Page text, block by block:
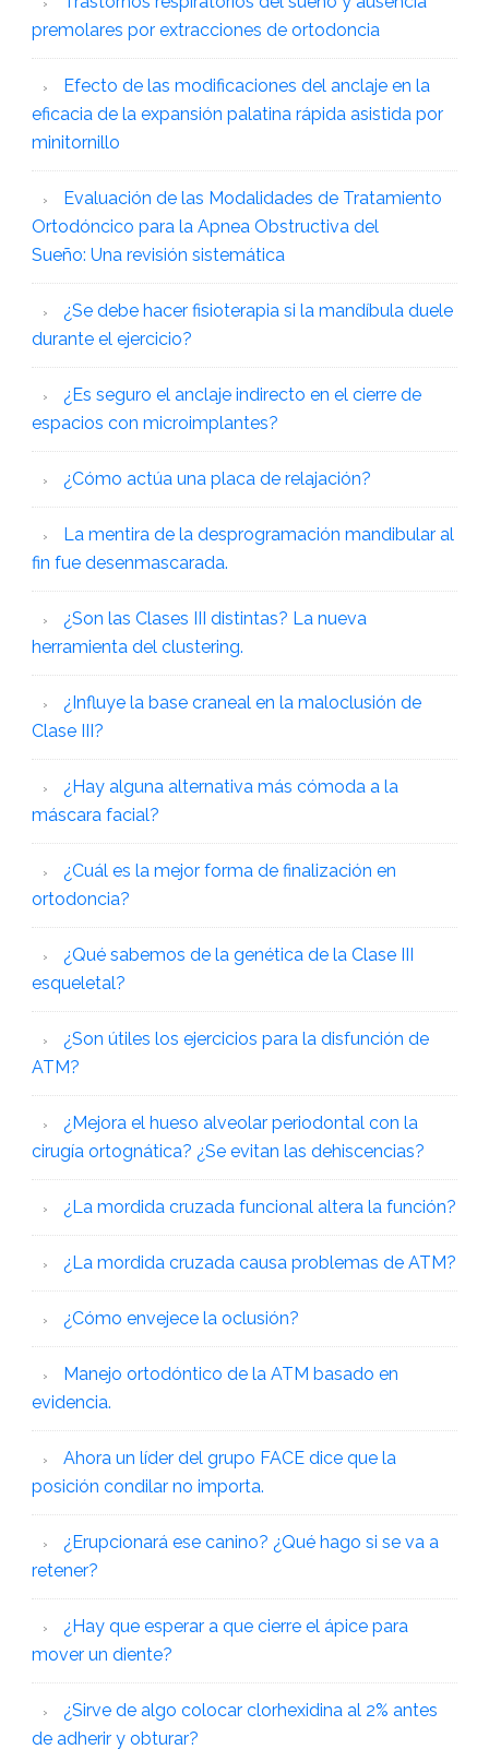
premolares por extracciones de ortodoncia
Efecto de las modificaciones del anclaje en la
eficacia de la expansión palatina rápida asistida por
minitornillo
Evaluación de las Modalidades de Tratamiento
Ortodóncico para la Apnea Obstructiva del
Sueño: Una revisión sistemática
¿Se debe hacer fisioterapia si la mandíbula duele
durante el ejercicio?
¿Es seguro el anclaje indirecto en el cierre de
espacios con microimplantes?
¿Cómo actúa una placa de relajación?
La mentira de la desprogramación mandibular al
fin fue desenmascarada.
¿Son las Clases III distintas? La nueva
herramienta del clustering.
¿Influye la base craneal en la maloclusión de
Clase III?
¿Hay alguna alternativa más cómoda a la
máscara facial?
¿Cuál es la mejor forma de finalización en
ortodoncia?
¿Qué sabemos de la genética de la Clase III
esqueletal?
¿Son útiles los ejercicios para la disfunción de
ATM?
¿Mejora el hueso alveolar periodontal con la
cirugía ortognática? ¿Se evitan las dehiscencias?
¿La mordida cruzada funcional altera la función?
¿La mordida cruzada causa problemas de ATM?
¿Cómo envejece la oclusión?
Manejo ortodóntico de la ATM basado en
evidencia.
Ahora un líder del grupo FACE dice que la
posición condilar no importa.
¿Erupcionará ese canino? ¿Qué hago si se va a
retener?
¿Hay que esperar a que cierre el ápice para
mover un diente?
¿Sirve de algo colocar clorhexidina al 2% antes
de adherir y obturar?